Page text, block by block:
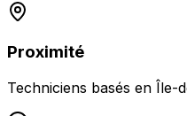
Proximité
Techniciens basés en Île-